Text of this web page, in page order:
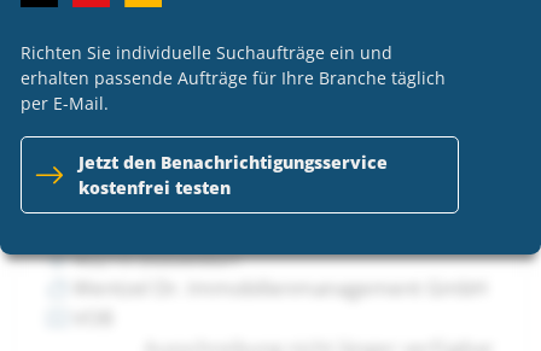
VOB
Ausschreibung nicht länger verfügbar
Wohnungsmodernisierungen in Mettmann
40210 Düsseldorf
Wentzel Dr. Immobilienmanagement GmbH
Richten Sie individuelle Suchaufträge ein und
erhalten passende Aufträge für Ihre Branche täglich
per E-Mail.
Jetzt den Benachrichtigungsservice
kostenfrei testen